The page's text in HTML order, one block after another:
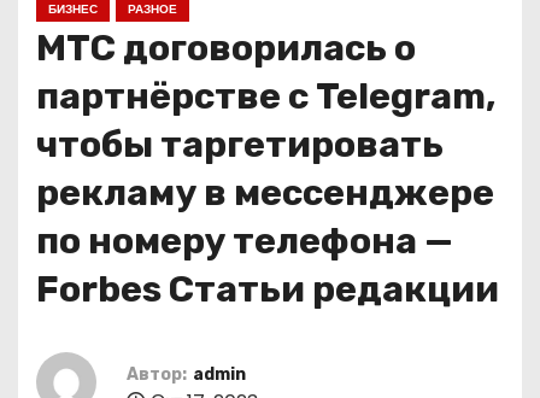
БИЗНЕС РАЗНОЕ
МТС договорилась о
партнёрстве с Telegram,
чтобы таргетировать
рекламу в мессенджере
по номеру телефона —
Forbes Статьи редакции
Автор: admin